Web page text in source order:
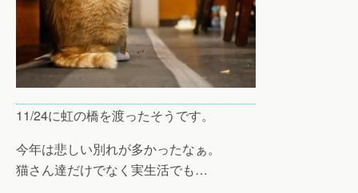
11/24に虹の橋を渡ったそうです。
今年は悲しい別れが多かったなぁ。
猫さん達だけでなく実生活でも…